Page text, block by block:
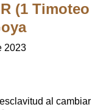
(1 Timoteo
2023
al cambiar